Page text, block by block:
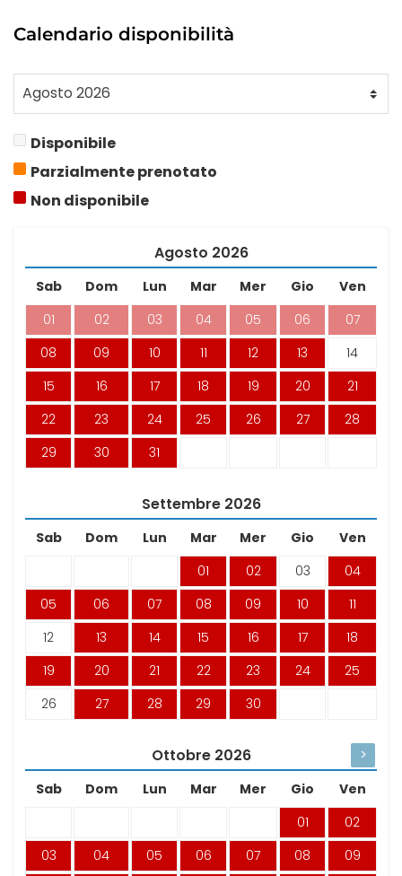
Calendario disponibilità
Disponibile
Parzialmente prenotato
Non disponibile
Agosto 2026
Sab Dom Lun Mar Mer Gio
Ven
01
02 03 04 05 06
07
08
09 10 11 12 13
14
15
16 17 18 19 20
21
22
23 24 25 26 27
28
29
30 31
Settembre 2026
Sab Dom Lun Mar Mer Gio
Ven
01
02 03
04
05
06 07 08 09 10
11
12
13 14 15 16 17
18
19
20 21 22 23 24
25
26
27 28 29 30
Ottobre 2026 >
Sab Dom Lun Mar Mer Gio
Ven
01
02
03
04 05 06 07 08
09